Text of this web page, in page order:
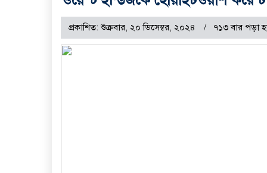
প্রকাশিত: শুক্রবার, ২০ ডিসেম্বর, ২০২৪ ৭১৩ বার পড়া